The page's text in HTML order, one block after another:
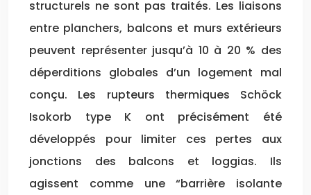
structurels ne sont pas traités. Les liaisons
entre planchers, balcons et murs extérieurs
peuvent représenter jusqu’à 10 à 20 % des
déperditions globales d’un logement mal
conçu. Les rupteurs thermiques Schöck
Isokorb type K ont précisément été
développés pour limiter ces pertes aux
jonctions des balcons et loggias. Ils
agissent comme une “barrière isolante